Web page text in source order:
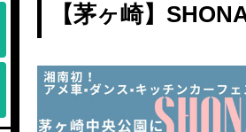
【茅ヶ崎】